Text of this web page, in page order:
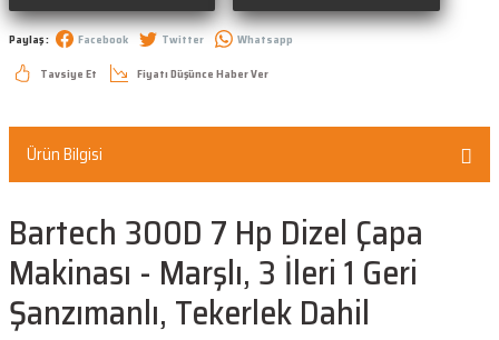
Paylaş : Facebook Twitter
Whatsapp
Tavsiye Et
Fiyatı Düşünce Haber Ver
Ürün Bilgisi
Bartech 300D 7 Hp Dizel Çapa
Makinası - Marşlı, 3 İleri 1 Geri
Şanzımanlı, Tekerlek Dahil